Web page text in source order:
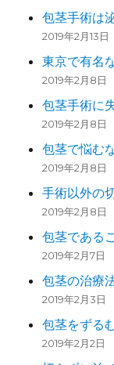
包茎手術は
2019年2月13日
東京で有名
2019年2月8日
包茎手術に
2019年2月8日
包茎で悩む
2019年2月8日
手術以外の
2019年2月8日
包茎である
2019年2月7日
包茎の治療
2019年2月3日
包茎をずる
2019年2月2日